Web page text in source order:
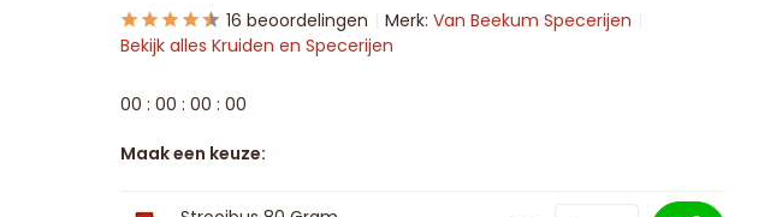
Account
aanmaken
16 beoordelingen Merk: Van Beekum Specerijen
Bekijk alles Kruiden en Specerijen
00 : 00 : 00 : 00
Maak een keuze: